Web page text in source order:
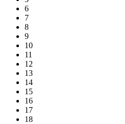
6
7
8
9
10
11
12
13
14
15
16
17
18